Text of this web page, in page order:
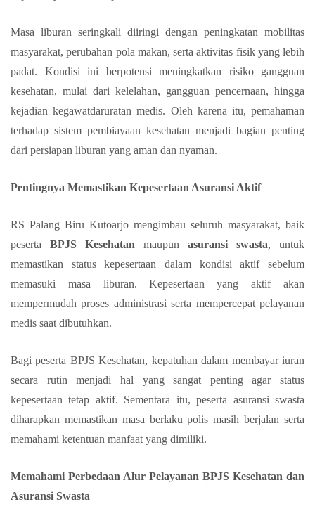
Masa liburan seringkali diiringi dengan peningkatan mobilitas
masyarakat, perubahan pola makan, serta aktivitas fisik yang lebih
padat. Kondisi ini berpotensi meningkatkan risiko gangguan
kesehatan, mulai dari kelelahan, gangguan pencernaan, hingga
kejadian kegawatdaruratan medis. Oleh karena itu, pemahaman
terhadap sistem pembiayaan kesehatan menjadi bagian penting
dari persiapan liburan yang aman dan nyaman.
Pentingnya Memastikan Kepesertaan Asuransi Aktif
RS Palang Biru Kutoarjo mengimbau seluruh masyarakat, baik
peserta BPJS Kesehatan maupun asuransi swasta, untuk
memastikan status kepesertaan dalam kondisi aktif sebelum
memasuki masa liburan. Kepesertaan yang aktif akan
mempermudah proses administrasi serta mempercepat pelayanan
medis saat dibutuhkan.
Bagi peserta BPJS Kesehatan, kepatuhan dalam membayar iuran
secara rutin menjadi hal yang sangat penting agar status
kepesertaan tetap aktif. Sementara itu, peserta asuransi swasta
diharapkan memastikan masa berlaku polis masih berjalan serta
memahami ketentuan manfaat yang dimiliki.
Memahami Perbedaan Alur Pelayanan BPJS Kesehatan dan
Asuransi Swasta